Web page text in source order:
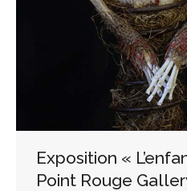
Exposition «
Point Rouge